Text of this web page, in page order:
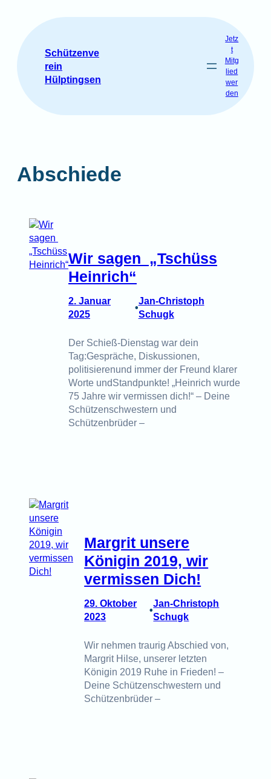
springen
Schützenve
rein
Hülptingsen
Jetz
t
Mitg
lied
wer
den
Abschiede
Wir sagen „Tschüss
Heinrich“
2. Januar
2025
•
Jan-Christoph
Schugk
Der Schieß-Dienstag war dein
Tag:Gespräche, Diskussionen,
politisierenund immer der Freund klarer
Worte undStandpunkte! „Heinrich wurde
75 Jahre wir vermissen dich!“ – Deine
Schützenschwestern und
Schützenbrüder –
Margrit unsere
Königin 2019, wir
vermissen Dich!
29. Oktober
2023
•
Jan-Christoph
Schugk
Wir nehmen traurig Abschied von,
Margrit Hilse, unserer letzten
Königin 2019 Ruhe in Frieden! –
Deine Schützenschwestern und
Schützenbrüder –